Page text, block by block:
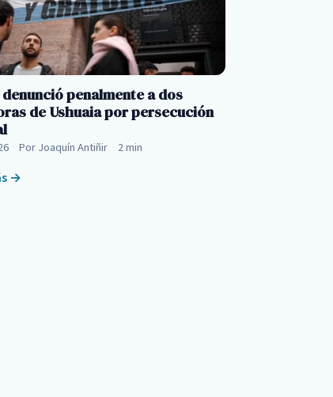
denunció penalmente a dos
de Ushuaia por persecución
Por Joaquín Antiñir 2 min
→